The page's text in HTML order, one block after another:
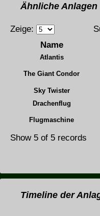
Ähnliche Anlagen
Zeige:
Name
Atlantis
The Giant Condor
Sky Twister
Drachenflug
Flugmaschine
Show 5 of 5 records
Timeline der